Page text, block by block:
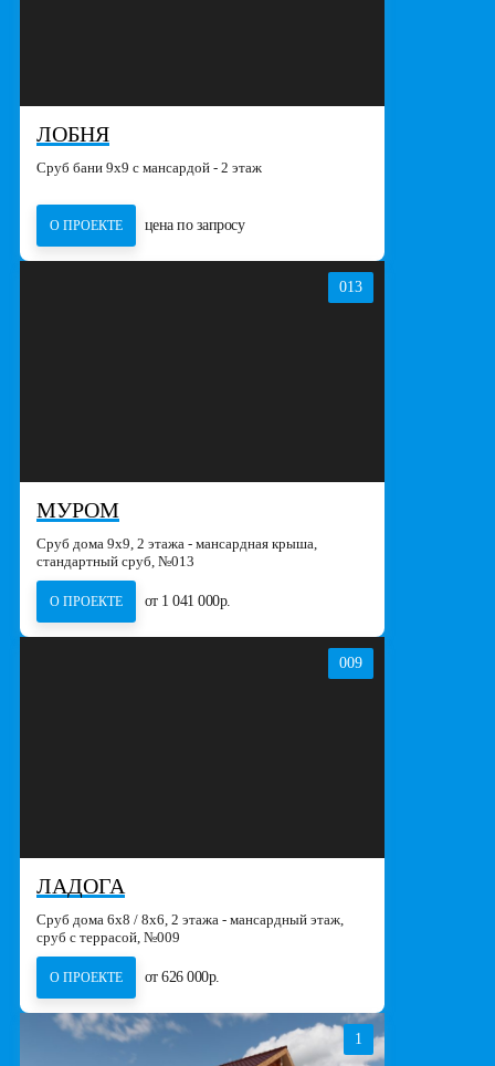
ЛОБНЯ
Сруб бани 9х9 с мансардой - 2 этаж
О ПРОЕКТЕ цена по запросу
013
МУРОМ
Сруб дома 9х9, 2 этажа - мансардная крыша,
стандартный сруб, №013
О ПРОЕКТЕ от 1 041 000р.
009
ЛАДОГА
Сруб дома 6х8 / 8x6, 2 этажа - мансардный этаж,
сруб с террасой, №009
О ПРОЕКТЕ от 626 000р.
1